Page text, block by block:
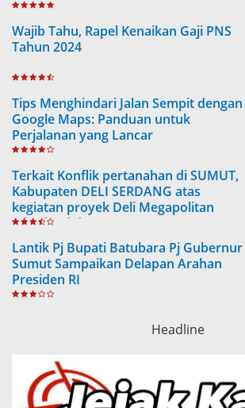
Wajib Tahu, Rapel Kenaikan Gaji PNS
Tahun 2024
Tips Menghindari Jalan Sempit dengan
Google Maps: Panduan untuk
Perjalanan yang Lancar
Terkait Konflik pertanahan di SUMUT,
Kabupaten DELI SERDANG atas
kegiatan proyek Deli Megapolitan
(Citraland dengan PTPN 2, NDP)
Lantik Pj Bupati Batubara Pj Gubernur
Sumut Sampaikan Delapan Arahan
Presiden RI
Headline